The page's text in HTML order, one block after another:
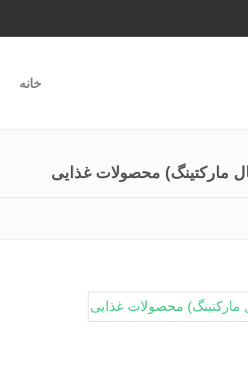
خانه
مارکتینگ) محصولات غذایی